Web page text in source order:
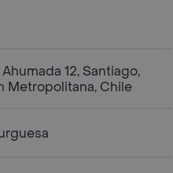
12, Santiago,
Metropolitana, Chile